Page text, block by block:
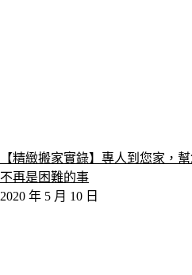
【精緻搬家實錄】專人到您家，
不再是困難的事
2020 年 5 月 10 日